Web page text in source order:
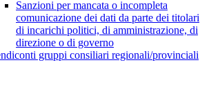
Sanzioni per mancata o incompleta
comunicazione dei dati da parte dei titolari
di incarichi politici, di amministrazione, di
direzione o di governo
gruppi consiliari regionali/provinciali